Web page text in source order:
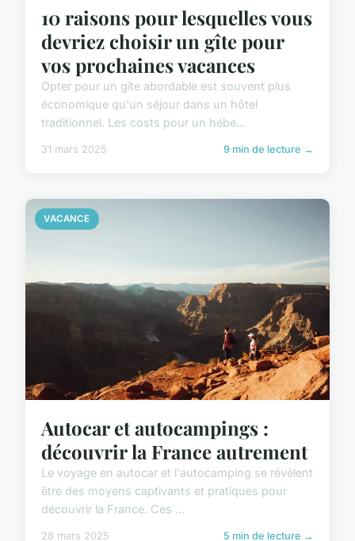
10 raisons pour lesquelles vous
devriez choisir un gîte pour
vos prochaines vacances
Opter pour un gîte abordable est souvent plus
économique qu'un séjour dans un hôtel
traditionnel. Les costs pour un hébe...
31 mars 2025 9 min de lecture →
VACANCE
Autocar et autocampings :
découvrir la France autrement
Le voyage en autocar et l'autocamping se révèlent
être des moyens captivants et pratiques pour
découvrir la France. Ces ...
28 mars 2025 5 min de lecture →